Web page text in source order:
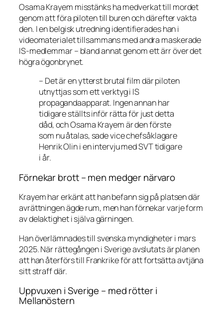
Osama Krayem misstänks ha medverkat till mordet
genom att föra piloten till buren och därefter vakta
den. I en belgisk utredning identifierades han i
videomaterialet tillsammans med andra maskerade
IS-medlemmar – bland annat genom ett ärr över det
högra ögonbrynet.
– Det är en ytterst brutal film där piloten
utnyttjas som ett verktyg i IS
propagandaapparat. Ingen annan har
tidigare ställts inför rätta för just detta
dåd, och Osama Krayem är den förste
som nu åtalas, sade vice chefsåklagare
Henrik Olin i en intervju med SVT tidigare
i år.
Förnekar brott – men medger närvaro
Krayem har erkänt att han befann sig på platsen där
avrättningen ägde rum, men han förnekar varje form
av delaktighet i själva gärningen.
Han överlämnades till svenska myndigheter i mars
2025. När rättegången i Sverige avslutats är planen
att han återförs till Frankrike för att fortsätta avtjäna
sitt straff där.
Uppvuxen i Sverige – med rötter i
Mellanöstern